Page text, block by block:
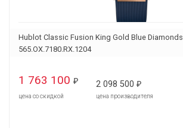
Hublot Classic Fusion King Gold Blue Diamonds
565.OX.7180.RX.1204
1 763 100 ₽
цена со скидкой
2 098 500 ₽
цена производителя